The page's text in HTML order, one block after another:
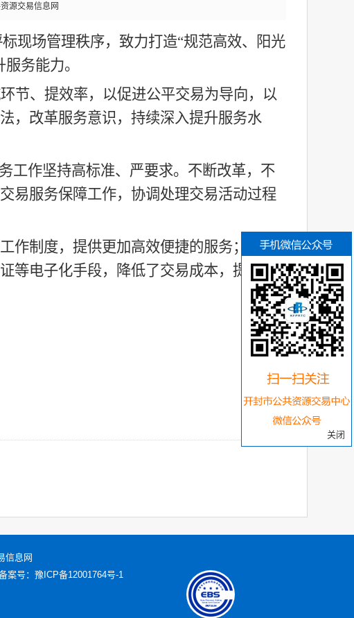
关闭
源交易信息网
现场管理秩序，致力打造“规范高效、阳光
务能力。
节、提效率，以促进公平交易为导向，以
，改革服务意识，持续深入提升服务水
工作坚持高标准、严要求。不断改革，不
易服务保障工作，协调处理交易活动过程
作制度，提供更加高效便捷的服务；智能
等电子化手段，降低了交易成本，提高了
信息网
案号： 豫ICP备12001764号-1